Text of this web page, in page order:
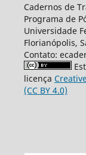
Cadernos de
Programa de
Universidade
Florianópolis,
Contato:
licença
(CC BY 4.0)